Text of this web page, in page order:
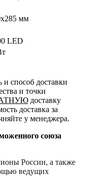
мм
LED
и способ доставки
и точки
доставку
доставка за
у менеджера.
союза
России, а также
ведущих